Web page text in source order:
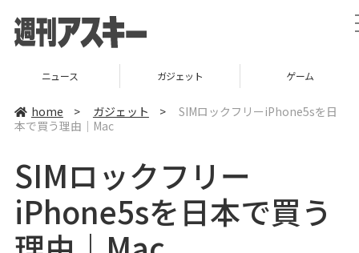
ニュース ガジェット ゲーム
home > ガジェット >
SIMロックフリーiPhone5sを日
本で買う理由｜Mac
SIMロックフリー
iPhone5sを日本で買う